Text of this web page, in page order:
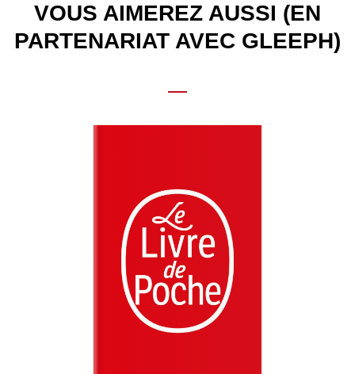
VOUS AIMEREZ AUSSI (EN
PARTENARIAT AVEC GLEEPH)